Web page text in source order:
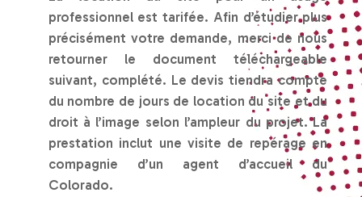
professionnel est tarifée. Afin d’étudier plus
précisément votre demande, merci de nous
retourner le document téléchargeable
suivant, complété. Le devis tiendra compte
du nombre de jours de location du site et du
droit à l’image selon l’ampleur du projet. La
prestation inclut une visite de repérage en
compagnie d’un agent d’accueil du
Colorado.